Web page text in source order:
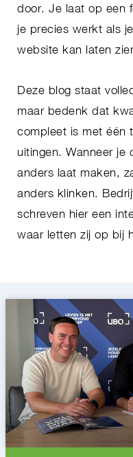
door. Je laat op een
je precies werkt als
website kan laten
Deze blog staat
maar bedenk dat
compleet is met één
uitingen. Wanneer je
anders laat maken,
anders klinken.
schreven hier een
waar letten zij op bij